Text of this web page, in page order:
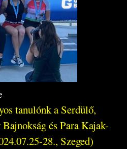
tanulónk a Serdülő,
és Para Kajak-
28., Szeged)